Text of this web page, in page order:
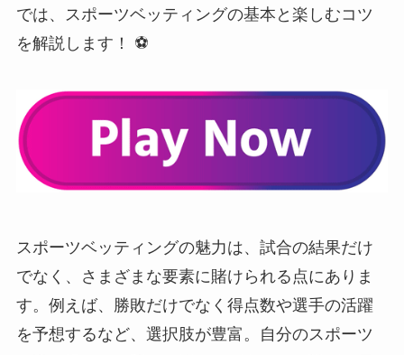
では、スポーツベッティングの基本と楽しむコツ
を解説します！ ⚽
スポーツベッティングの魅力は、試合の結果だけ
でなく、さまざまな要素に賭けられる点にありま
す。例えば、勝敗だけでなく得点数や選手の活躍
を予想するなど、選択肢が豊富。自分のスポーツ